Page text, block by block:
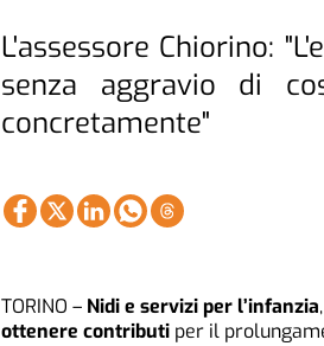
L'assessore Chiorino:
senza aggravio di
concretamente"
TORINO – Nidi e servizi per l’infanzia
ottenere contributi per il